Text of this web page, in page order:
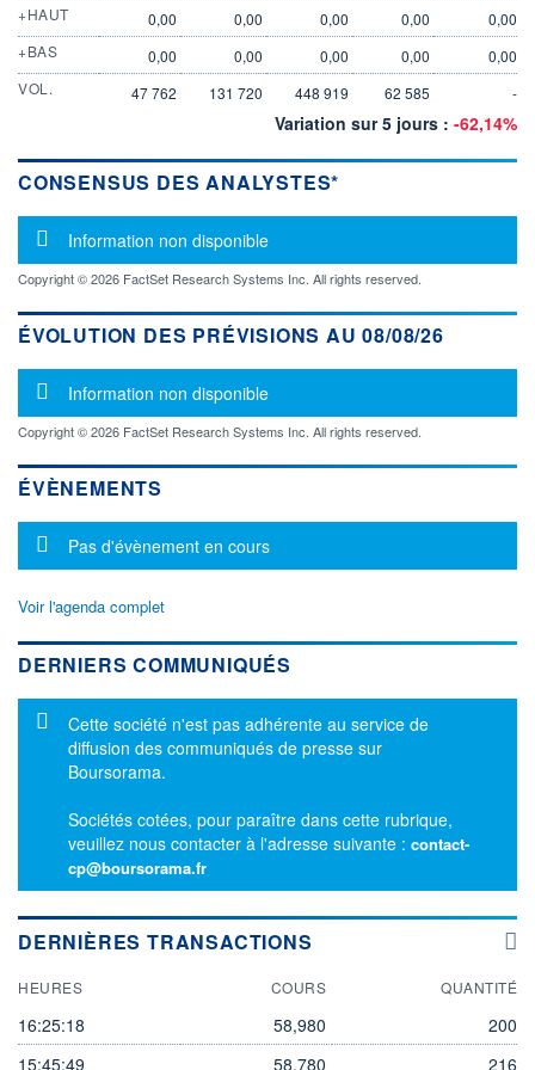
+HAUT
0,00 0,00 0,00 0,00
0,00
+BAS
0,00 0,00 0,00 0,00
0,00
VOL.
47 762 131 720 448 919 62 585 -
Variation sur 5 jours : -62,14%
CONSENSUS DES ANALYSTES*
Message d'information
Information non disponible
Copyright © 2026 FactSet Research Systems Inc. All rights reserved.
ÉVOLUTION DES PRÉVISIONS AU 08/08/26
Message d'information
Information non disponible
Copyright © 2026 FactSet Research Systems Inc. All rights reserved.
ÉVÈNEMENTS
Message d'information
Pas d'évènement en cours
Voir l'agenda complet
DERNIERS COMMUNIQUÉS
Message d'information
Cette société n'est pas adhérente au service de
diffusion des communiqués de presse sur
Boursorama.
Sociétés cotées, pour paraître dans cette rubrique,
veuillez nous contacter à l'adresse suivante : contact-
cp@boursorama.fr
DERNIÈRES TRANSACTIONS
HEURES COURS QUANTITÉ
16:25:18 58,980
200
15:45:49
58,780 216